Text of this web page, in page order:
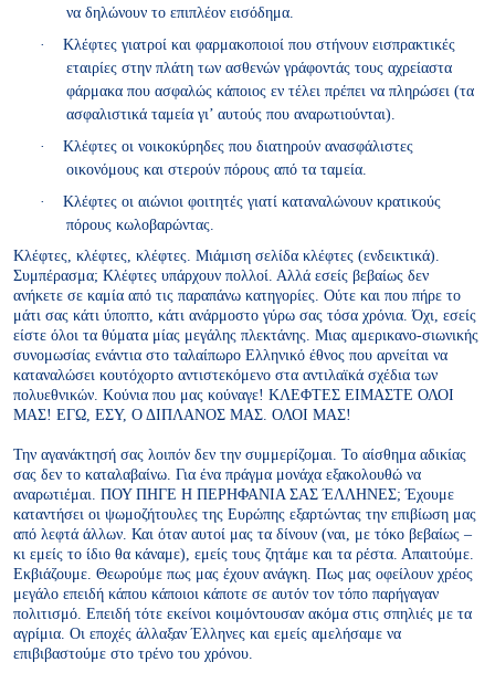
να δηλώνουν το επιπλέον εισόδημα.
·
Κλέφτες γιατροί και φαρμακοποιοί που στήνουν εισπρακτικές
εταιρίες στην πλάτη των ασθενών γράφοντάς τους αχρείαστα
φάρμακα που ασφαλώς κάποιος εν τέλει πρέπει να πληρώσει (τα
ασφαλιστικά ταμεία γι’ αυτούς που αναρωτιούνται).
·
Κλέφτες οι νοικοκύρηδες που διατηρούν ανασφάλιστες
οικονόμους και στερούν πόρους από τα ταμεία.
·
Κλέφτες οι αιώνιοι φοιτητές γιατί καταναλώνουν κρατικούς
πόρους κωλοβαρώντας.
Κλέφτες, κλέφτες, κλέφτες. Μιάμιση σελίδα κλέφτες (ενδεικτικά).
Συμπέρασμα; Κλέφτες υπάρχουν πολλοί. Αλλά εσείς βεβαίως δεν
ανήκετε σε καμία από τις παραπάνω κατηγορίες. Ούτε και που πήρε το
μάτι σας κάτι ύποπτο, κάτι ανάρμοστο γύρω σας τόσα χρόνια. Όχι, εσείς
είστε όλοι τα θύματα μίας μεγάλης πλεκτάνης. Μιας αμερικανο-σιωνικής
συνομωσίας ενάντια στο ταλαίπωρο Ελληνικό έθνος που αρνείται να
καταναλώσει κουτόχορτο αντιστεκόμενο στα αντιλαϊκά σχέδια των
πολυεθνικών. Κούνια που μας κούναγε! ΚΛΕΦΤΕΣ ΕΙΜΑΣΤΕ ΟΛΟΙ
ΜΑΣ! ΕΓΩ, ΕΣΥ, Ο ΔΙΠΛΑΝΟΣ ΜΑΣ. ΟΛΟΙ ΜΑΣ!
Την αγανάκτησή σας λοιπόν δεν την συμμερίζομαι. Το αίσθημα αδικίας
σας δεν το καταλαβαίνω. Για ένα πράγμα μονάχα εξακολουθώ να
αναρωτιέμαι. ΠΟΥ ΠΗΓΕ Η ΠΕΡΗΦΑΝΙΑ ΣΑΣ ΈΛΛΗΝΕΣ; Έχουμε
καταντήσει οι ψωμοζήτουλες της Ευρώπης εξαρτώντας την επιβίωση μας
από λεφτά άλλων. Και όταν αυτοί μας τα δίνουν (ναι, με τόκο βεβαίως –
κι εμείς το ίδιο θα κάναμε), εμείς τους ζητάμε και τα ρέστα. Απαιτούμε.
Εκβιάζουμε. Θεωρούμε πως μας έχουν ανάγκη. Πως μας οφείλουν χρέος
μεγάλο επειδή κάπου κάποιοι κάποτε σε αυτόν τον τόπο παρήγαγαν
πολιτισμό. Επειδή τότε εκείνοι κοιμόντουσαν ακόμα στις σπηλιές με τα
αγρίμια. Οι εποχές άλλαξαν Έλληνες και εμείς αμελήσαμε να
επιβιβαστούμε στο τρένο του χρόνου.